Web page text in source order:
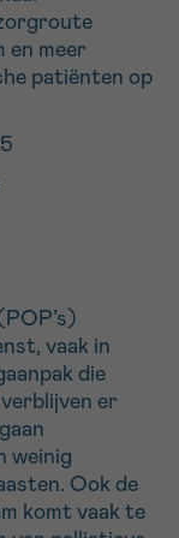
en meer
patiënten op
vaak in
die
er
weinig
Ook de
komt vaak te